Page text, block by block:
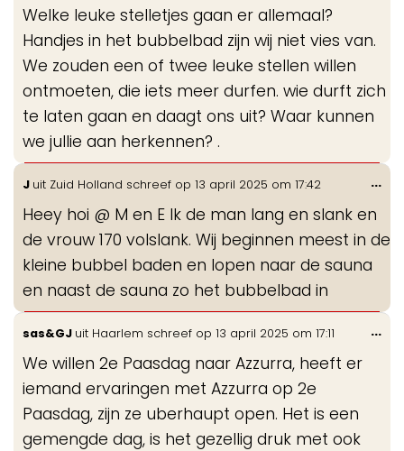
Welke leuke stelletjes gaan er allemaal?
Handjes in het bubbelbad zijn wij niet vies van.
We zouden een of twee leuke stellen willen
ontmoeten, die iets meer durfen. wie durft zich
te laten gaan en daagt ons uit? Waar kunnen
we jullie aan herkennen? .
J uit Zuid Holland schreef op 13 april 2025 om 17:42
Heey hoi @ M en E Ik de man lang en slank en
de vrouw 170 volslank. Wij beginnen meest in de
kleine bubbel baden en lopen naar de sauna
en naast de sauna zo het bubbelbad in
...
sas&GJ uit Haarlem schreef op 13 april 2025 om 17:11
We willen 2e Paasdag naar Azzurra, heeft er
iemand ervaringen met Azzurra op 2e
Paasdag, zijn ze uberhaupt open. Het is een
gemengde dag, is het gezellig druk met ook
...